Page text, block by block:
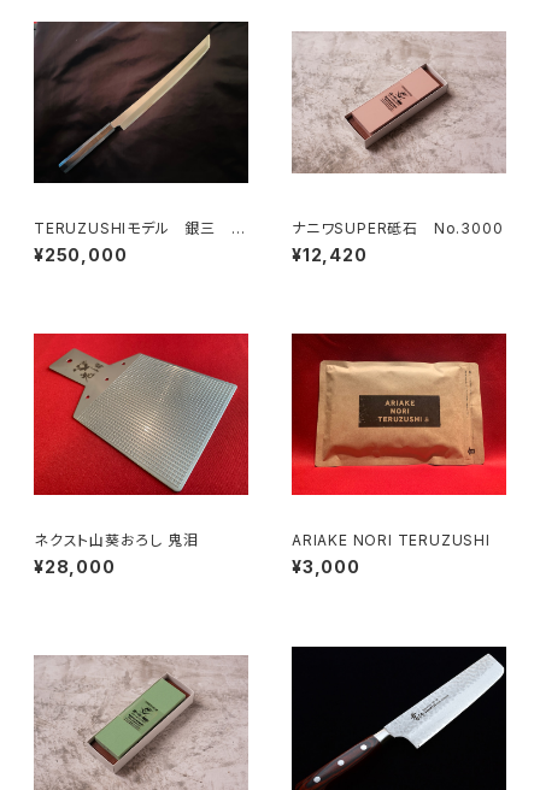
TERUZUSHIモデル 銀三 黒
檀柄 先丸 390
¥250,000
ナニワSUPER砥石 No.3000
¥12,420
ネクスト山葵おろし 鬼泪
¥28,000
ARIAKE NORI TERUZUSHI
¥3,000